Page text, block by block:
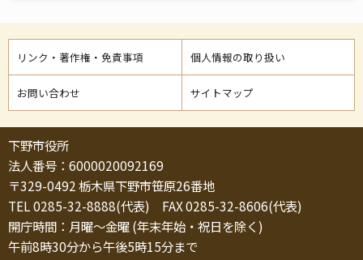
リンク・著作権・免責事項 個人情報の取り扱い
お問い合わせ サイトマップ
下野市役所
法人番号：6000020092169
〒329-0492 栃木県下野市笹原26番地
TEL 0285-32-8888(代表) FAX 0285-32-8606(代表)
開庁時間：月曜～金曜 (年末年始・祝日を除く)
午前8時30分から午後5時15分まで